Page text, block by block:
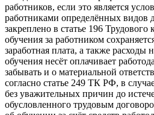
работников, если это является
работниками определённых видов
закреплено в статье 196
обучения за работником
заработная плата, а также расходы
обучения несёт оплачивает
забывать и о материальной
согласно статье 249 ТК РФ, в
без уважительных причин до
обусловленного трудовым